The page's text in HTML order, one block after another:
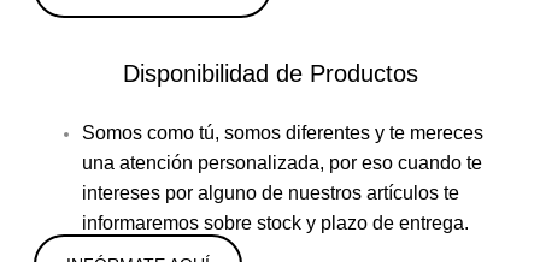
Disponibilidad de Productos
Somos como tú, somos diferentes y te mereces
una atención personalizada, por eso cuando te
intereses por alguno de nuestros artículos te
informaremos sobre stock y plazo de entrega.